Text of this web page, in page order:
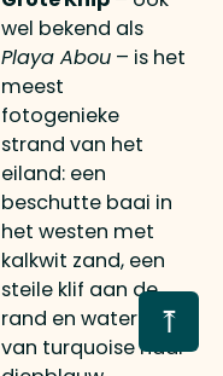
wel bekend als
Playa Abou – is het
meest
fotogenieke
strand van het
eiland: een
beschutte baai in
het westen met
kalkwit zand, een
steile klif aan de
rand en water dat
van turquoise naar
⤒